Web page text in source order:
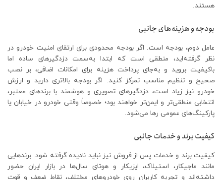
هستند.
بودجه و هزینه‌های جانبی
عامل دوم، بودجه است. اگر بودجه محدودی برای ارتقای امنیت خودرو در
نظر گرفته‌اید، منطقی است که ابتدا به‌سمت دزدگیرهای ساده اما
باکیفیت بروید و به‌جای پرداخت هزینه برای امکانات اضافی، بر نصب
صحیح و تنظیم مناسب تمرکز کنید. اگر بودجه بالاتری دارید و ارزش
خودرو نیز زیاد است، دزدگیرهای تصویری و هوشمند با برندهای معتبر،
انتخابی منطقی‌تر و ایمن‌تر خواهند بود؛ خصوصاً وقتی خودرو در خیابان یا
پارکینگ‌های عمومی رها می‌شود.
کیفیت برند و خدمات جانبی
کیفیت برند و خدمات پس از فروش نیز نباید نادیده گرفته شود. برندهایی
مانند ماجیکار، استیلاک، ایزیکار و هوتای سال‌ها در بازار ایران حضور
داشته‌اند و تجربه کاربران روی خودروهای مختلف، نقاط ضعف و قوت